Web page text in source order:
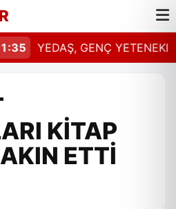
YEDAŞ, GENÇ YETENEKLERİ
KİTAP
ETTİ